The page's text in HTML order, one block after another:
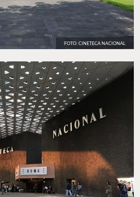
FOTO: CINETECA NACIONAL